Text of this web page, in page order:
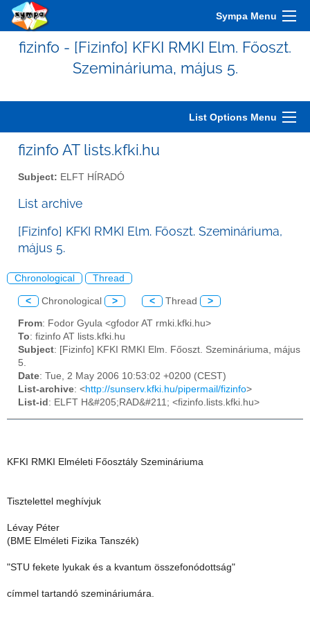
Sympa Menu
fizinfo - [Fizinfo] KFKI RMKI Elm. Főoszt.
Szemináriuma, május 5.
List Options Menu
fizinfo AT lists.kfki.hu
Subject: ELFT HÍRADÓ
List archive
[Fizinfo] KFKI RMKI Elm. Főoszt. Szemináriuma,
május 5.
Chronological Thread
< Chronological > < Thread >
From: Fodor Gyula <gfodor AT rmki.kfki.hu>
To: fizinfo AT lists.kfki.hu
Subject: [Fizinfo] KFKI RMKI Elm. Főoszt. Szemináriuma, május
5.
Date: Tue, 2 May 2006 10:53:02 +0200 (CEST)
List-archive: <http://sunserv.kfki.hu/pipermail/fizinfo>
List-id : ELFT H&#205;RAD&#211; <fizinfo.lists.kfki.hu>
KFKI RMKI Elméleti Főosztály Szemináriuma
Tisztelettel meghívjuk
Lévay Péter
(BME Elméleti Fizika Tanszék)
"STU fekete lyukak és a kvantum összefonódottság"
címmel tartandó szemináriumára.